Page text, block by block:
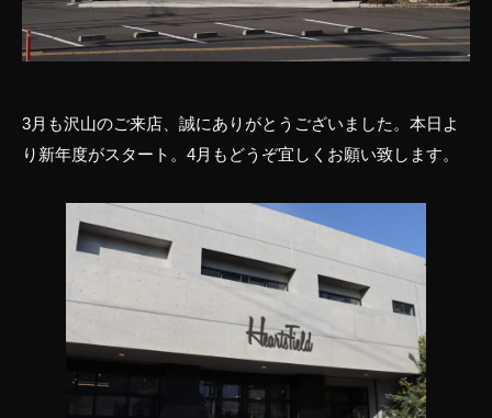
3月も沢山のご来店、誠にありがとうございました。本日よ
り新年度がスタート。4月もどうぞ宜しくお願い致します。